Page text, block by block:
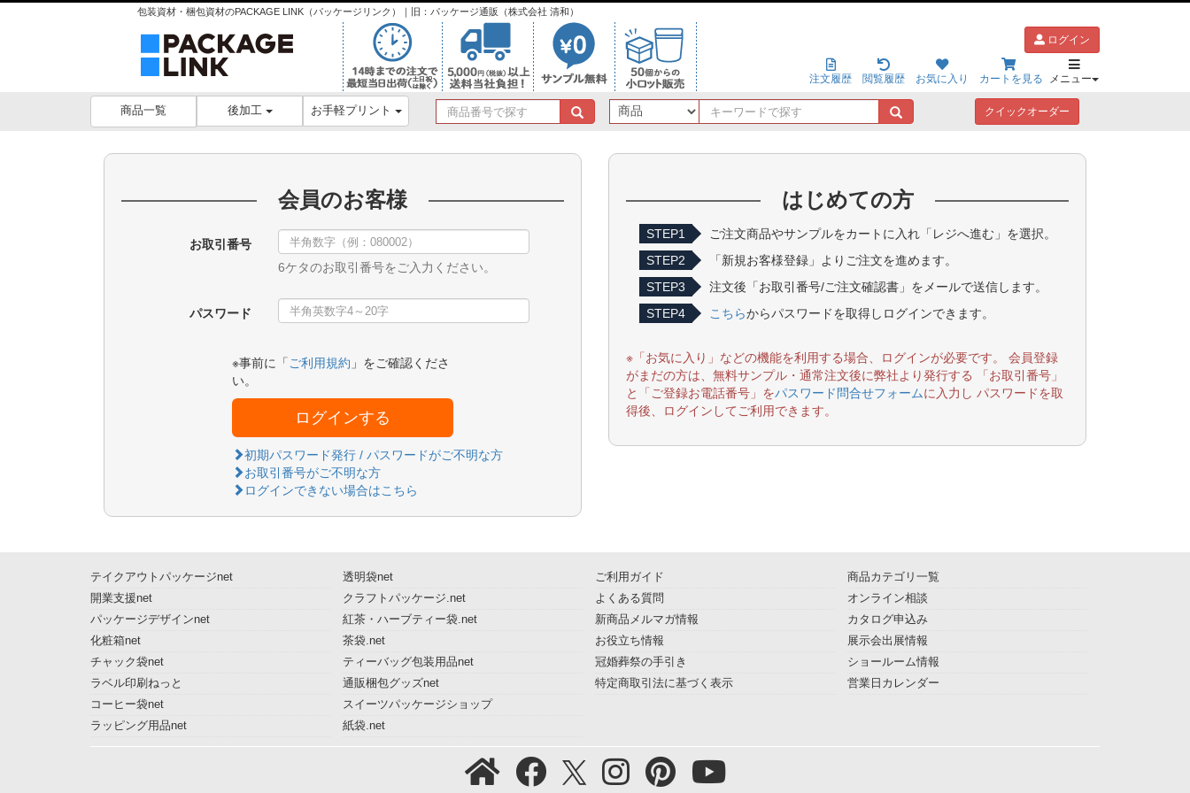
包装資材・梱包資材のPACKAGE LINK（パッケージリンク）｜旧：パッケージ通販（株式会社 清和）
ログイン
注文履歴 閲覧履歴 お気に入り カートを見る メニュー
商品一覧 後加工 お手軽プリント
商
品
キ
ー
で
探
す
クイックオーダー
会員のお客様
お取引番号
6ケタのお取引番号をご入力ください。
パスワード
※事前に「 ご利用規約 」をご確認くださ
い。
ログインする
初期パスワード発行 / パスワードがご不明な方
お取引番号がご不明な方
ログインできない場合はこちら
はじめての方
STEP1
ご注文商品やサンプルをカートに入れ「レジへ進む」を選択。
STEP2
「新規お客様登録」よりご注文を進めます。
STEP3
注文後「お取引番号/ご注文確認書」をメールで送信します。
STEP4
こちらからパスワードを取得しログインできます。
※「お気に入り」などの機能を利用する場合、ログインが必要です。 会員登録
がまだの方は、無料サンプル・通常注文後に弊社より発行する 「お取引番号」
と「ご登録お電話番号」をパスワード問合せフォームに入力し パスワードを取
得後、ログインしてご利用できます。
テイクアウトパッケージnet
開業支援net
パッケージデザインnet
化粧箱net
チャック袋net
ラベル印刷ねっと
コーヒー袋net
ラッピング用品net
透明袋net
クラフトパッケージ.net
紅茶・ハーブティー袋.net
茶袋.net
ティーバッグ包装用品net
通販梱包グッズnet
スイーツパッケージショップ
紙袋.net
ご利用ガイド
よくある質問
新商品メルマガ情報
お役立ち情報
冠婚葬祭の手引き
特定商取引法に基づく表示
商品カテゴリ一覧
オンライン相談
カタログ申込み
展示会出展情報
ショールーム情報
営業日カレンダー